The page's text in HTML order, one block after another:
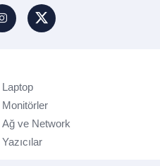
Laptop
Monitörler
Ağ ve Network
Yazıcılar